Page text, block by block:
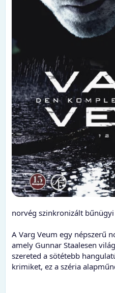
norvég szinkronizált
A Varg Veum egy népszerű
amely Gunnar Staalesen
szereted a sötétebb
krimiket, ez a széria